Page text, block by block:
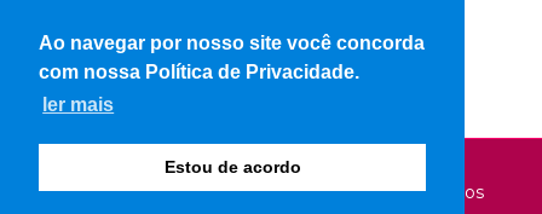
Ao navegar por nosso site você concorda
com nossa Política de Privacidade.
ler mais
Estou de acordo
© Copyright 2026 - WK Notícias - Todos os direitos